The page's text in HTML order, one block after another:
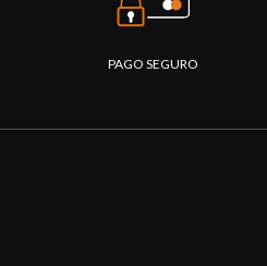
PAGO SEGURO